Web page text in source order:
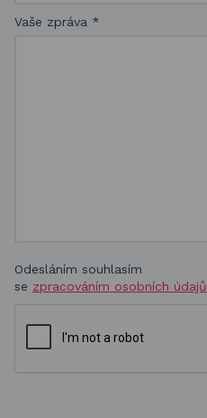
Vaše zpráva *
Odesláním souhlasím
se zpracováním osobních údajů